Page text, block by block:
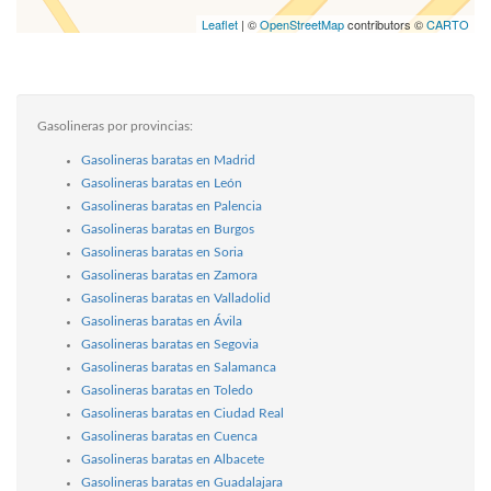
Leaflet | ©OpenStreetMapcontributors ©CARTO
Gasolineras por provincias:
Gasolineras baratas en Madrid
Gasolineras baratas en León
Gasolineras baratas en Palencia
Gasolineras baratas en Burgos
Gasolineras baratas en Soria
Gasolineras baratas en Zamora
Gasolineras baratas en Valladolid
Gasolineras baratas en Ávila
Gasolineras baratas en Segovia
Gasolineras baratas en Salamanca
Gasolineras baratas en Toledo
Gasolineras baratas en Ciudad Real
Gasolineras baratas en Cuenca
Gasolineras baratas en Albacete
Gasolineras baratas en Guadalajara